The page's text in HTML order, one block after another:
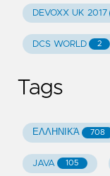
DEVOXX UK 2017
DCS WORLD 2
Tags
ΕΛΛΗΝΙΚΆ 708
JAVA 105